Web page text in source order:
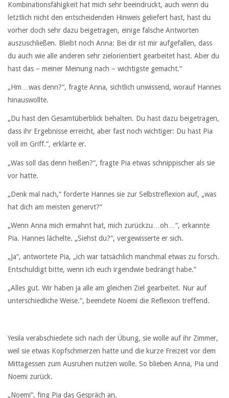
Kombinationsfähigkeit hat mich sehr beeindruckt, auch wenn du
letztlich nicht den entscheidenden Hinweis geliefert hast, hast du
vorher doch sehr dazu beigetragen, einige falsche Antworten
auszuschließen. Bleibt noch Anna: Bei dir ist mir aufgefallen, dass
du auch wie alle anderen sehr zielorientiert gearbeitet hast. Aber du
hast das – meiner Meinung nach – wichtigste gemacht.“
„Hm…was denn?“, fragte Anna, sichtlich unwissend, worauf Hannes
hinauswollte.
„Du hast den Gesamtüberblick behalten. Du hast dazu beigetragen,
dass ihr Ergebnisse erreicht, aber fast noch wichtiger: Du hast Pia
voll im Griff.“, erklärte er.
„Was soll das denn heißen?“, fragte Pia etwas schnippischer als sie
vor hatte.
„Denk mal nach,“ forderte Hannes sie zur Selbstreflexion auf, „was
hat dich am meisten genervt?“
„Wenn Anna mich ermahnt hat, mich zurückzu…oh…“, erkannte
Pia. Hannes lächelte. „Siehst du?“, vergewisserte er sich.
„Ja“, antwortete Pia, „ich war tatsächlich manchmal etwas zu forsch.
Entschuldigt bitte, wenn ich euch irgendwie bedrängt habe.“
„Alles gut. Wir haben ja alle am gleichen Ziel gearbeitet. Nur auf
unterschiedliche Weise.“, beendete Noemi die Reflexion treffend.
Yesila verabschiedete sich nach der Übung, sie wolle auf ihr Zimmer,
weil sie etwas Kopfschmerzen hatte und die kurze Freizeit vor dem
Mittagessen zum Ausruhen nutzen wolle. So blieben Anna, Pia und
Noemi zurück.
„Noemi“, fing Pia das Gespräch an.